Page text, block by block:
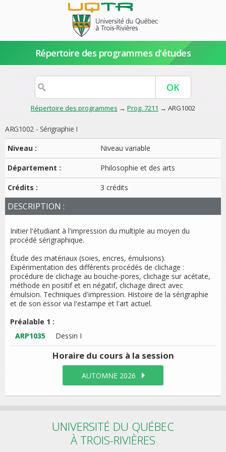
Répertoire des programmes d'études
Répertoire des programmes → Prog. 7211 → ARG1002
ARG1002 - Sérigraphie I
Niveau :
Niveau variable
Département : Philosophie et des arts
Crédits : 3 crédits
DESCRIPTION :
Initier l'étudiant à l'impression du multiple au moyen du
procédé sérigraphique.
Étude des matériaux (soies, encres, émulsions).
Expérimentation des différents procédés de clichage :
procédure de clichage au bouche-pores, clichage sur acétate,
méthode en positif et en négatif, clichage direct avec
émulsion. Techniques d'impression. Histoire de la sérigraphie
et de son essor via l'estampe et l'art actuel.
Préalable 1 :
ARP1035
Dessin I
Horaire du cours à la session
AUTOMNE 2026
UNIVERSITÉ DU QUÉBEC
À TROIS-RIVIÈRES